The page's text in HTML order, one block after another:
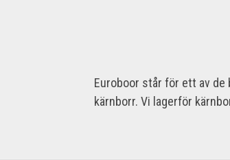
Euroboor står för ett av de
kärnborr. Vi lagerför